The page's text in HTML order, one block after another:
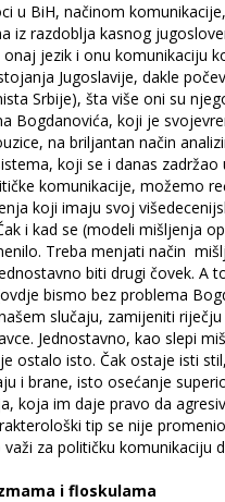
u BiH, načinom
iz razdoblja kasnog
jezik i onu komunikaciju
Jugoslavije, dakle
Srbije), šta više oni su
Bogdanovića, koji je
na briljantan način
koji se i danas
komunikacije, možemo
koji imaju svoj
i kad se (modeli mišljenja
Treba menjati način
biti drugi čovek. A
bismo bez problema
slučaju, zamijeniti
Jednostavno, kao slepi
ostalo isto. Čak ostaje isti
i brane, isto osećanje
koja im daje pravo da
tip se nije
važi za političku komunikaciju
i floskulama